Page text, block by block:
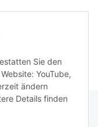
Sie den
YouTube,
ändern
Details finden